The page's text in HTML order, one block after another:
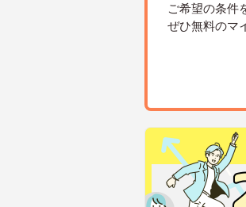
ご希望の条件
ぜひ無料のマ